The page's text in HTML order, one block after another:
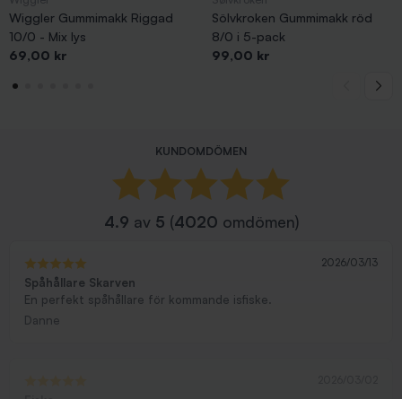
Wiggler Gummimakk Riggad
10/0 - Mix lys
Pris
69,00 kr
Sölvkroken Gummimakk röd
8/0 i 5-pack
Pris
99,00 kr
KUNDOMDÖMEN
4.9 av 5 (4020 omdömen)
2026/03/13
Spåhållare Skarven
En perfekt spåhållare för kommande isfiske.
Danne